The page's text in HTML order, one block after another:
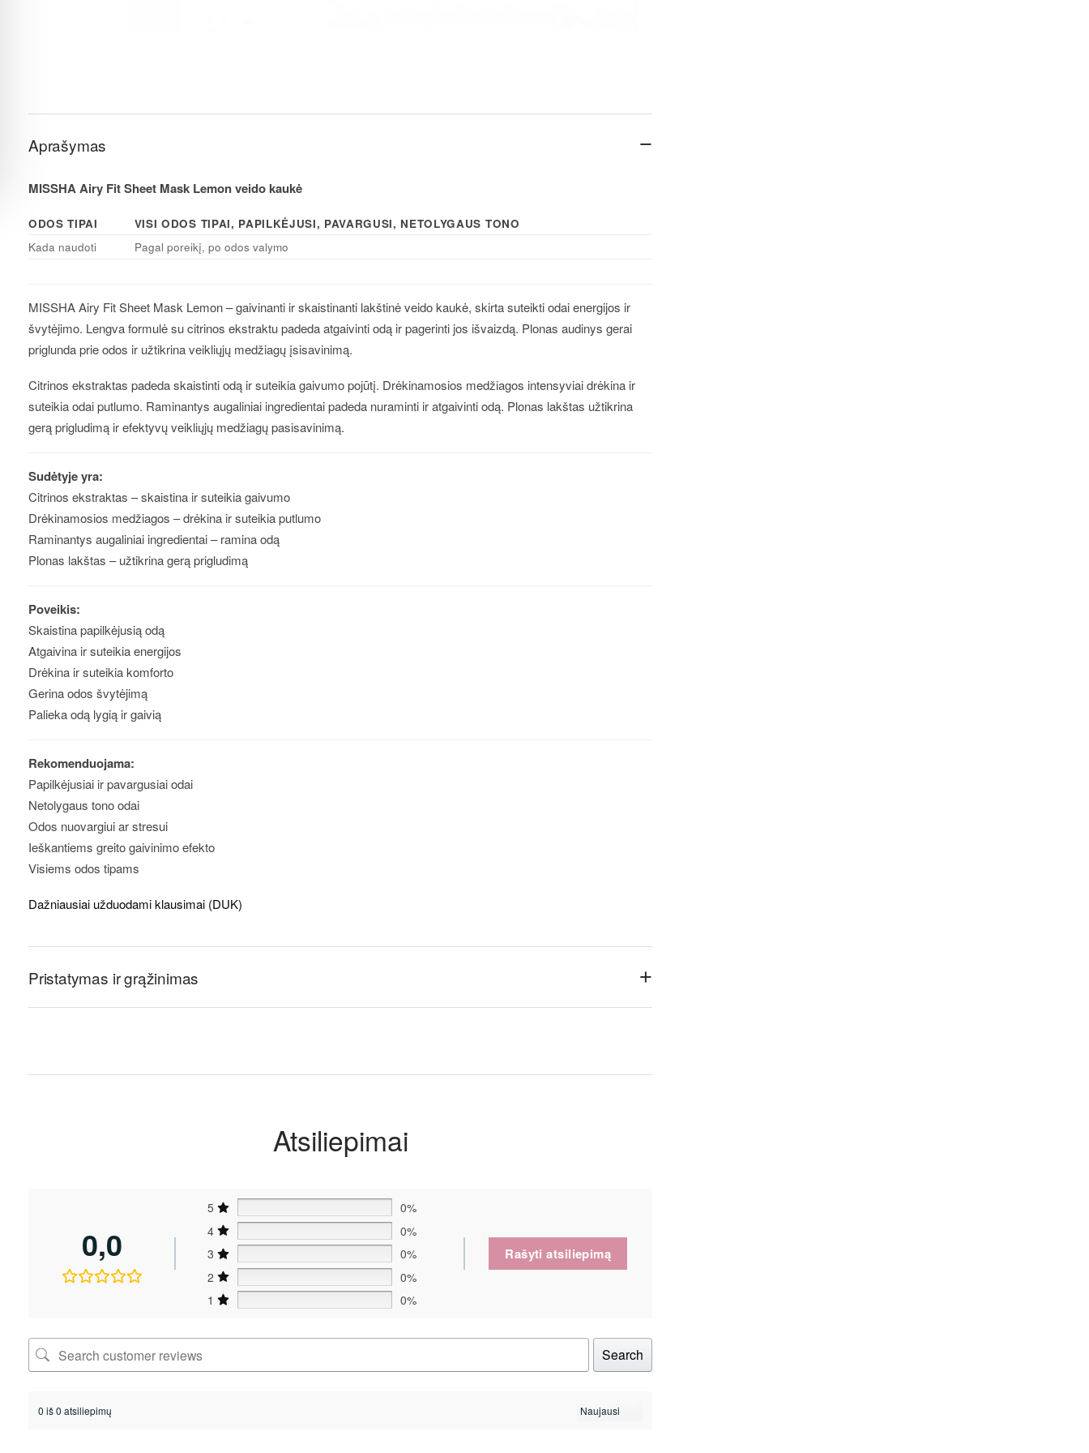
Aprašymas −
MISSHA Airy Fit Sheet Mask Lemon veido kaukė
ODOS TIPAI
VISI ODOS TIPAI, PAPILKĖJUSI, PAVARGUSI, NETOLYGAUS TONO
Kada naudoti
Pagal poreikį, po odos valymo
MISSHA Airy Fit Sheet Mask Lemon – gaivinanti ir skaistinanti lakštinė veido kaukė, skirta suteikti odai energijos ir
švytėjimo. Lengva formulė su citrinos ekstraktu padeda atgaivinti odą ir pagerinti jos išvaizdą. Plonas audinys gerai
priglunda prie odos ir užtikrina veikliųjų medžiagų įsisavinimą.
Citrinos ekstraktas padeda skaistinti odą ir suteikia gaivumo pojūtį. Drėkinamosios medžiagos intensyviai drėkina ir
suteikia odai putlumo. Raminantys augaliniai ingredientai padeda nuraminti ir atgaivinti odą. Plonas lakštas užtikrina
gerą prigludimą ir efektyvų veikliųjų medžiagų pasisavinimą.
Sudėtyje yra:
Citrinos ekstraktas – skaistina ir suteikia gaivumo
Drėkinamosios medžiagos – drėkina ir suteikia putlumo
Raminantys augaliniai ingredientai – ramina odą
Plonas lakštas – užtikrina gerą prigludimą
Poveikis:
Skaistina papilkėjusią odą
Atgaivina ir suteikia energijos
Drėkina ir suteikia komforto
Gerina odos švytėjimą
Palieka odą lygią ir gaivią
Rekomenduojama:
Papilkėjusiai ir pavargusiai odai
Netolygaus tono odai
Odos nuovargiui ar stresui
Ieškantiems greito gaivinimo efekto
Visiems odos tipams
Dažniausiai užduodami klausimai (DUK)
Pristatymas ir grąžinimas +
Atsiliepimai
0,0
5
0%
4
0%
3
0%
2
0%
1
0%
Rašyti atsiliepimą
Search
0 iš 0 atsiliepimų